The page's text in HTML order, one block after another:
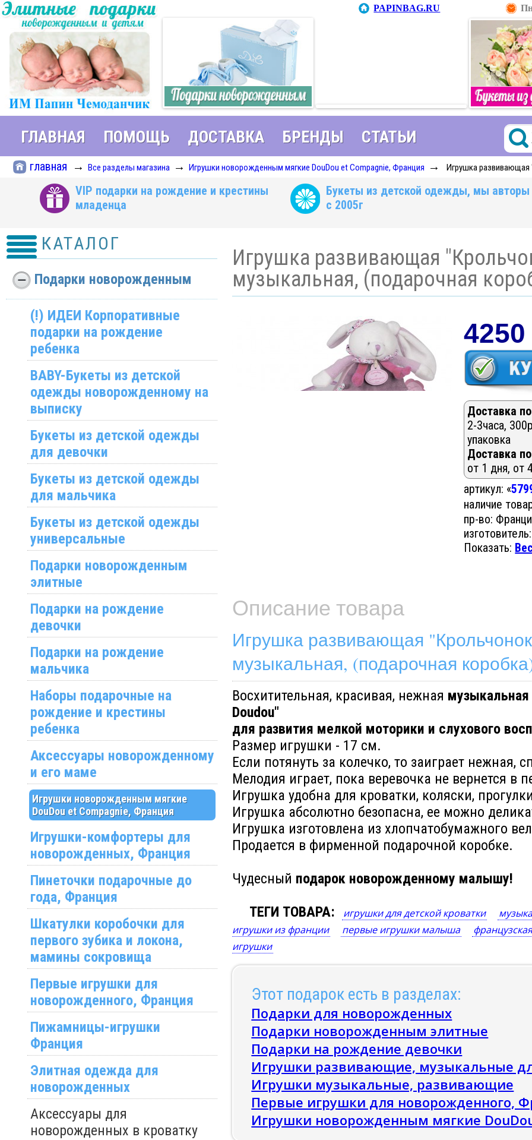
PAPINBAG.RU
ГЛАВНАЯ ПОМОЩЬ ДОСТАВКА БРЕНДЫ СТАТЬИ
главная → Все разделы магазина → Игрушки новорожденным мягкие DouDou et Compagnie, Франция → Игрушка развивающая
VIP подарки на рождение и крестины
младенца
Букеты из детской одежды, мы авторы
с 2005г
КАТАЛОГ
Подарки новорожденным
(!) ИДЕИ Корпоративные
подарки на рождение
ребенка
BABY-Букеты из детской
одежды новорожденному на
выписку
Букеты из детской одежды
для девочки
Букеты из детской одежды
для мальчика
Букеты из детской одежды
универсальные
Подарки новорожденным
элитные
Подарки на рождение
девочки
Подарки на рождение
мальчика
Наборы подарочные на
рождение и крестины
ребенка
Аксессуары новорожденному
и его маме
Игрушки новорожденным мягкие
DouDou et Compagnie, Франция
Игрушки-комфортеры для
новорожденных, Франция
Пинеточки подарочные до
года, Франция
Шкатулки коробочки для
первого зубика и локона,
мамины сокровища
Первые игрушки для
новорожденного, Франция
Пижамницы-игрушки
Франция
Элитная одежда для
новорожденных
Аксессуары для
новорожденных в кроватку
Игрушка развивающая
музыкальная, (подарочная
Доставка
2-3часа,
упаковка
Доставка
от 1 дня, от
артикул: «
наличие
пр-во:
Показать:
Описание товара
Игрушка развивающая
музыкальная, (подарочная
Восхитительная, красивая, нежная музыкальная
Doudou"
для развития мелкой моторики и слухового
Размер игрушки - 17 см.
Если потянуть за колечко, то заиграет нежная,
Мелодия играет, пока веревочка не вернется в
Игрушка удобна для кроватки, коляски,
Игрушка абсолютно безопасна, ее можно
Игрушка изготовлена из хлопчатобумажного
Продается в фирменной подарочной коробке.
Чудесный подарок новорожденному малышу!
ТЕГИ ТОВАРА:
игрушки для детской кроватки
игрушки из франции
первые игрушки малыша
игрушки
Этот подарок есть в разделах:
Подарки для новорожденных
Подарки новорожденным элитные
Подарки на рождение девочки
Игрушки развивающие, музыкальные
Игрушки музыкальные, развивающие
Первые игрушки для новорожденного,
Игрушки новорожденным мягкие